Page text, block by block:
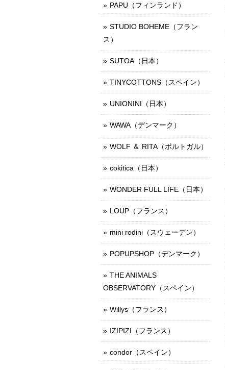
PAPU（フィンランド）
STUDIO BOHEME（フラン
ス）
SUTOA（日本）
TINYCOTTONS（スペイン）
UNIONINI（日本）
WAWA（デンマーク）
WOLF ＆ RITA（ポルトガル）
cokitica（日本）
WONDER FULL LIFE（日本）
LOUP（フランス）
mini rodini（スウェーデン）
POPUPSHOP（デンマーク）
THE ANIMALS
OBSERVATORY（スペイン）
Willys（フランス）
IZIPIZI（フランス）
condor（スペイン）